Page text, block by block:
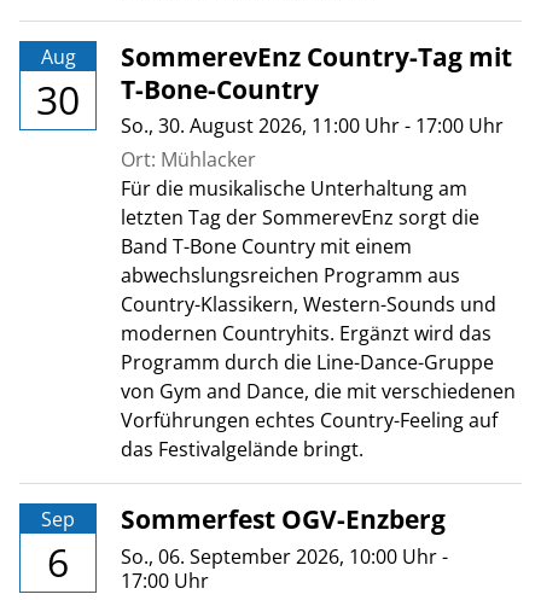
Aug
30
SommerevEnz Country-Tag mit
T-Bone-Country
So., 30. August 2026, 11:00 Uhr- 17:00 Uhr
Ort: Mühlacker
Für die musikalische Unterhaltung am
letzten Tag der SommerevEnz sorgt die
Band T-Bone Country mit einem
abwechslungsreichen Programm aus
Country-Klassikern, Western-Sounds und
modernen Countryhits. Ergänzt wird das
Programm durch die Line-Dance-Gruppe
von Gym and Dance, die mit verschiedenen
Vorführungen echtes Country-Feeling auf
das Festivalgelände bringt.
Sep
6
Sommerfest OGV-Enzberg
So., 06. September 2026, 10:00 Uhr-
17:00 Uhr